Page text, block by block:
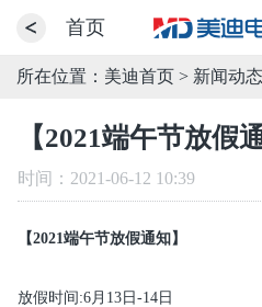
首页
所在位置： 美迪首页> 新闻动态
【2021端午节放假
时间：2021-06-12 10:39
【2021端午节放假通知】
放假时间:6月13日-14日